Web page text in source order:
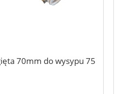
70mm do wysypu 75